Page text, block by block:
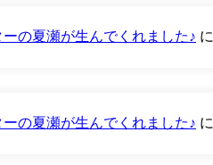
の夏瀬が生んでくれました♪ に
の夏瀬が生んでくれました♪ に